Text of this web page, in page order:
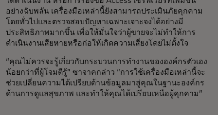
อย่างฉับพลัน เครื่องมือเหล่านี้ยังสามารถประเมินภัยคุกคาม
โดยทั่วไปและตรวจสอบปัญหาเฉพาะเจาะจงได้อย่างมี
ประสิทธิภาพมากขึ้น เพื่อให้มั่นใจว่าผู้ขายจะไม่ทำให้การ
ดำเนินงานเสียหายหรือก่อให้เกิดความเสี่ยงโดยไม่ตั้งใจ
“คุณไม่ควรจะรู้เกี่ยวกับกระบวนการทำงานขององค์กรตัวเอง
น้อยกว่าที่ผู้โจมตีรู้” ซาจาคกล่าว “การใช้เครื่องมือเหล่านี้จะ
ช่วยเปลี่ยนความได้เปรียบด้านข้อมูลมาสู่คุณในฐานะองค์กร
ด้านการดูแลสุขภาพ และทำให้คุณได้เปรียบเหนือผู้คุกคาม”